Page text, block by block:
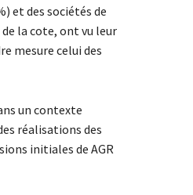
et des sociétés de
la cote, ont vu leur
mesure celui des
un contexte
réalisations des
initiales de AGR